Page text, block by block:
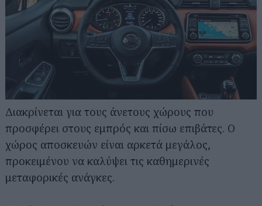
Διακρίνεται για τους άνετους χώρους που
προσφέρει στους εμπρός και πίσω επιβάτες. Ο
χώρος αποσκευών είναι αρκετά μεγάλος,
προκειμένου να καλύψει τις καθημερινές
μεταφορικές ανάγκες.